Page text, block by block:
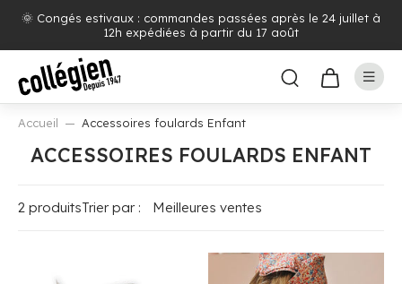
🌞 Congés estivaux : commandes passées après le 24 juillet à
12h expédiées à partir du 17 août
Accueil Accessoires foulards Enfant
ACCESSOIRES FOULARDS ENFANT
2 produitsTrier par :